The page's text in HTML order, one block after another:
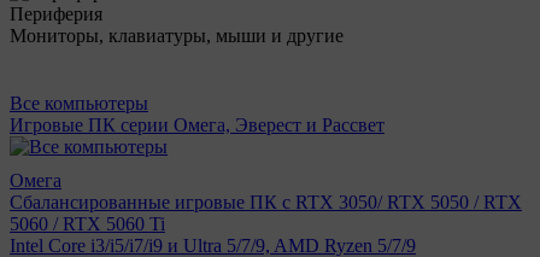
Периферия
Мониторы, клавиатуры, мыши и другие
Все компьютеры
Игровые ПК серии Омега, Эверест и Рассвет
Омега
Сбалансированные игровые ПК с RTX 3050/ RTX 5050 / RTX
5060 / RTX 5060 Ti
Intel Core i3/i5/i7/i9 и Ultra 5/7/9, AMD Ryzen 5/7/9